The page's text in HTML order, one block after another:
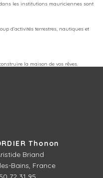
dans les institutions mauriciennes sont
d’activités terrestres, nautiques et
la maison de vos rêves.
Thonon
Briand
Bains, France